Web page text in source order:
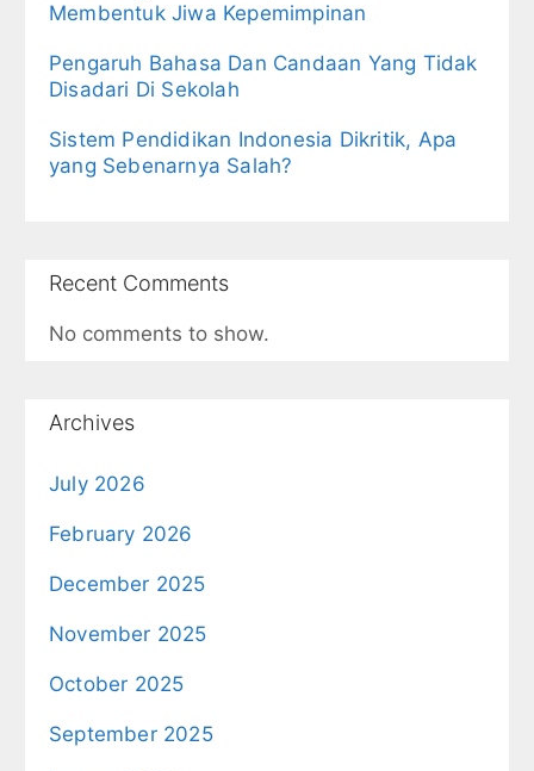
Membentuk Jiwa Kepemimpinan
Pengaruh Bahasa Dan Candaan Yang Tidak
Disadari Di Sekolah
Sistem Pendidikan Indonesia Dikritik, Apa
yang Sebenarnya Salah?
Recent Comments
No comments to show.
Archives
July 2026
February 2026
December 2025
November 2025
October 2025
September 2025